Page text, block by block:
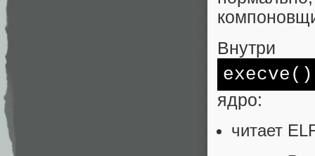
Внутри
execve()
ядро:
читает